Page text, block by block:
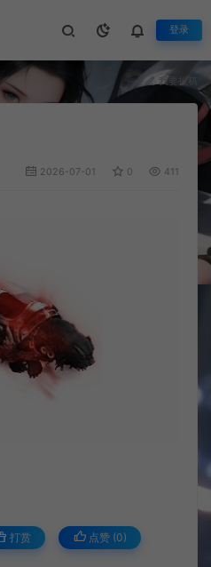
登录
我要投稿
2026-07-01 0 411
打赏 点赞 (0)